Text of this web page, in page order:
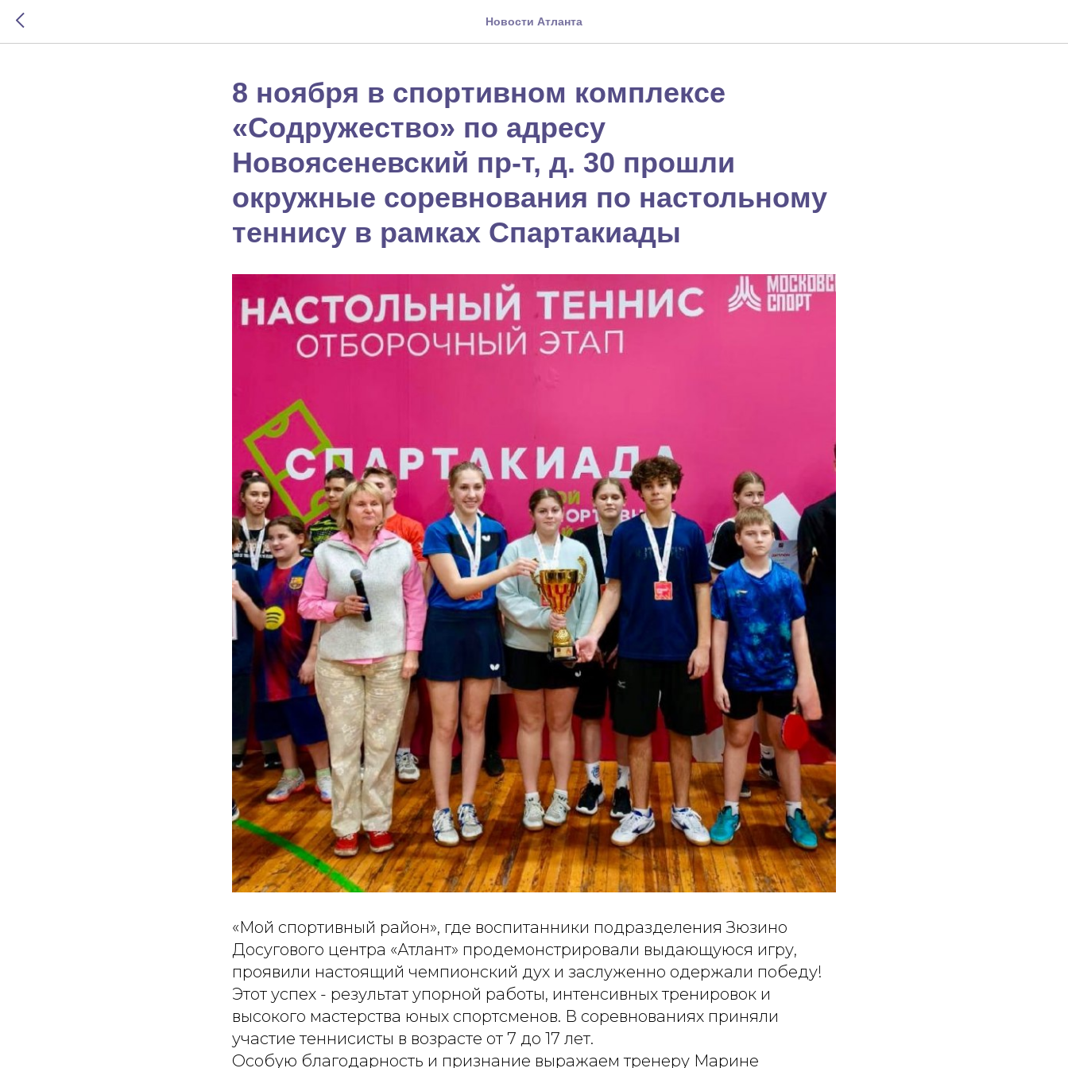
Новости Атланта
8 ноября в спортивном комплексе
«Содружество» по адресу
Новоясеневский пр-т, д. 30 прошли
окружные соревнования по настольному
теннису в рамках Спартакиады
«Мой спортивный район», где воспитанники подразделения Зюзино
Досугового центра «Атлант» продемонстрировали выдающуюся игру,
проявили настоящий чемпионский дух и заслуженно одержали победу!
Этот успех - результат упорной работы, интенсивных тренировок и
высокого мастерства юных спортсменов. В соревнованиях приняли
участие теннисисты в возрасте от 7 до 17 лет.
Особую благодарность и признание выражаем тренеру Марине